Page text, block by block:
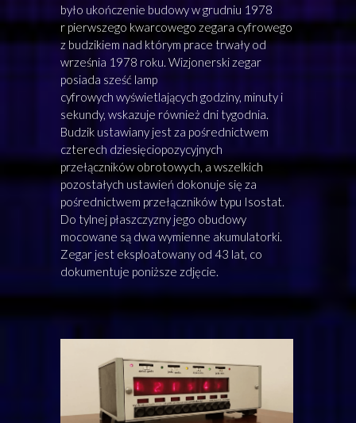
było ukończenie budowy w grudniu 1978
r pierwszego kwarcowego zegara cyfrowego
z budzikiem nad którym prace trwały od
września 1978 roku. Wizjonerski zegar
posiada sześć lamp
cyfrowych wyświetlających godziny, minuty i
sekundy, wskazuje również dni tygodnia.
Budzik ustawiany jest za pośrednictwem
czterech dziesięciopozycyjnych
przełączników obrotowych, a wszelkich
pozostałych ustawień dokonuje się za
pośrednictwem przełączników typu Isostat.
Do tylnej płaszczyzny jego obudowy
mocowane są dwa wymienne akumulatorki.
Zegar jest eksploatowany od 43 lat, co
dokumentuje poniższe zdjęcie.